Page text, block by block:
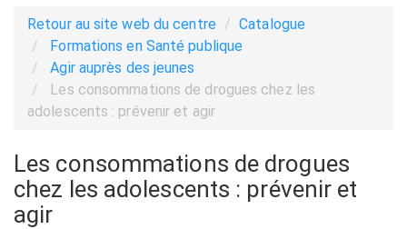
Retour au site web du centre
Catalogue
Formations en Santé publique
Agir auprès des jeunes
Les consommations de drogues chez les
adolescents : prévenir et agir
Les consommations de drogues
chez les adolescents : prévenir et
agir